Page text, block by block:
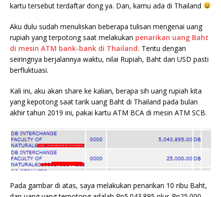
kartu tersebut terdaftar dong ya. Dan, kamu ada di Thailand
Aku dulu sudah menuliskan beberapa tulisan mengenai uang
rupiah yang terpotong saat melakukan penarikan uang Baht
di mesin ATM bank-bank di Thailand. Tentu dengan
seiringnya berjalannya waktu, nilai Rupiah, Baht dan USD pasti
berfluktuasi.
Kali ini, aku akan share ke kalian, berapa sih uang rupiah kita
yang kepotong saat tarik uang Baht di Thailand pada bulan
akhir tahun 2019 ini, pakai kartu ATM BCA di mesin ATM SCB.
Pada gambar di atas, saya melakukan penarikan 10 ribu Baht,